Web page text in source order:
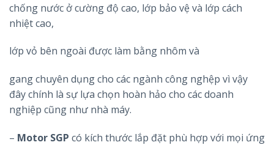
chống nước ở cường độ cao, lớp bảo vệ và lớp cách
nhiệt cao,
lớp vỏ bên ngoài được làm bằng nhôm và
gang chuyên dụng cho các ngành công nghệp vì vậy
đây chính là sự lựa chọn hoàn hảo cho các doanh
nghiệp cũng như nhà máy.
– Motor SGP có kích thước lắp đặt phù hợp với mọi ứng